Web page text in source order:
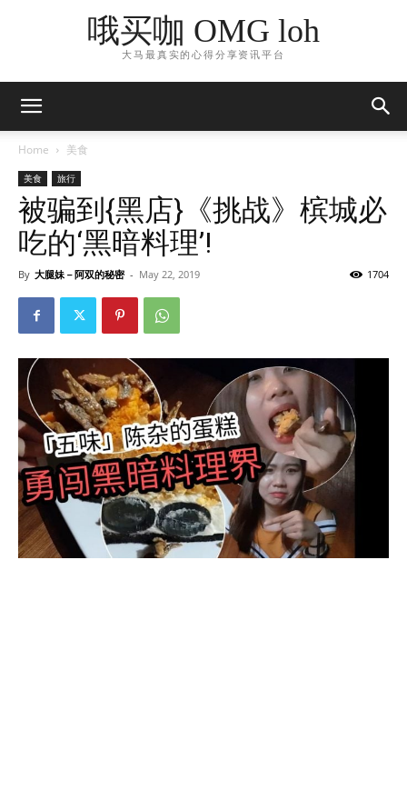
哦买咖 OMG loh
大马最真实的心得分享资讯平台
Home 美食
美食 旅行
被骗到{黑店}《挑战》槟城必
吃的‘黑暗料理’!
By 大腿妹－阿双的秘密 - May 22, 2019 1704